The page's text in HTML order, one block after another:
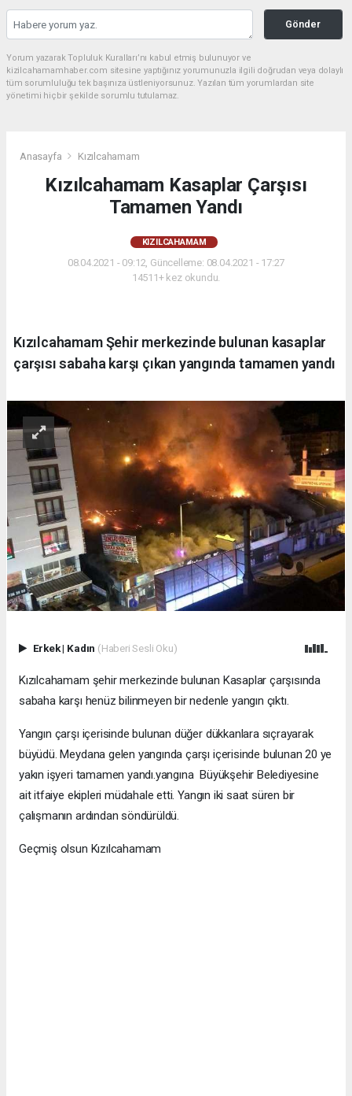
Gönder
Yorum yazarak Topluluk Kuralları’nı kabul etmiş bulunuyor ve
kizilcahamamhaber.com sitesine yaptığınız yorumunuzla ilgili doğrudan veya dolaylı
tüm sorumluluğu tek başınıza üstleniyorsunuz. Yazılan tüm yorumlardan site
yönetimi hiçbir şekilde sorumlu tutulamaz.
Anasayfa Kızılcahamam
Kızılcahamam Kasaplar Çarşısı
Tamamen Yandı
KIZILCAHAMAM
08.04.2021 - 09:12, Güncelleme: 08.04.2021 - 17:27
14511+ kez okundu.
Kızılcahamam Şehir merkezinde bulunan kasaplar
çarşısı sabaha karşı çıkan yangında tamamen yandı
Erkek| Kadın (Haberi Sesli Oku)
Kızılcahamam şehir merkezinde bulunan Kasaplar çarşısında
sabaha karşı henüz bilinmeyen bir nedenle yangın çıktı.
Yangın çarşı içerisinde bulunan düğer dükkanlara sıçrayarak
büyüdü. Meydana gelen yangında çarşı içerisinde bulunan 20 ye
yakın işyeri tamamen yandı.yangına Büyükşehir Belediyesine
ait itfaiye ekipleri müdahale etti. Yangın iki saat süren bir
çalışmanın ardından söndürüldü.
Geçmiş olsun Kızılcahamam